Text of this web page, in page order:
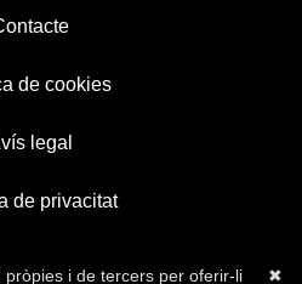
de cookies
legal
de privacitat
✖
i de tercers per oferir-li